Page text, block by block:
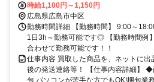
時給1,100円～1,150円
広島県広島市中区
勤務時間詳細 【勤務時間】 9:00～
1日3h～勤務可能です◎ 【勤務時間例
合わせて勤務可能です！！
仕事内容 買取した商品を、ネットに
後の発送連絡等！ 【仕事内容詳細】